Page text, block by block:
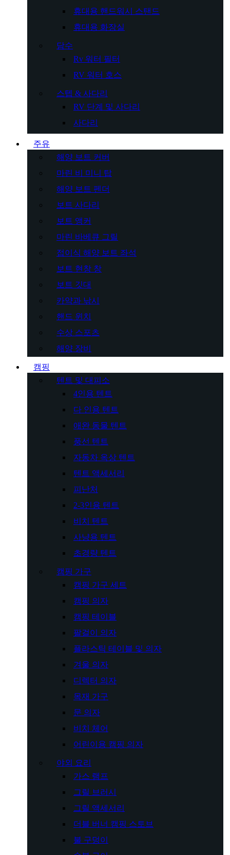
휴대용 핸드워시 스탠드
휴대용 화장실
담수
Rv 워터 필터
RV 워터 호스
스텝 & 사다리
RV 단계 및 사다리
사다리
주유
해양 보트 커버
마린 비 미니 탑
해양 보트 펜더
보트 사다리
보트 앵커
마린 바베큐 그릴
접이식 해양 보트 좌석
보트 현창 창
보트 깃대
카약과 낚시
핸드 윈치
수상 스포츠
해양 장비
캠핑
텐트 및 대피소
4인용 텐트
다 인용 텐트
애완 동물 텐트
풍선 텐트
자동차 옥상 텐트
텐트 액세서리
피난처
2-3인용 텐트
비치 텐트
사냥용 텐트
초경량 텐트
캠핑 가구
캠핑 가구 세트
캠핑 의자
캠핑 테이블
팔걸이 의자
플라스틱 테이블 및 의자
겨울 의자
디렉터 의자
목재 가구
문 의자
비치 체어
어린이용 캠핑 의자
야외 요리
가스 램프
그릴 브러시
그릴 액세서리
더블 버너 캠핑 스토브
불 구덩이